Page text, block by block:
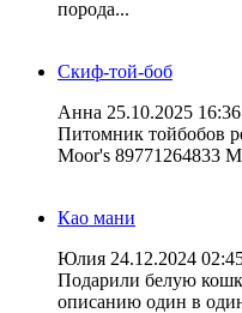
порода...
Скиф-той-боб
Анна 25.10.2025 16:36
Питомник тойбобов
Moor's 89771264833
Као мани
Юлия 24.12.2024
Подарили белую
описанию один в